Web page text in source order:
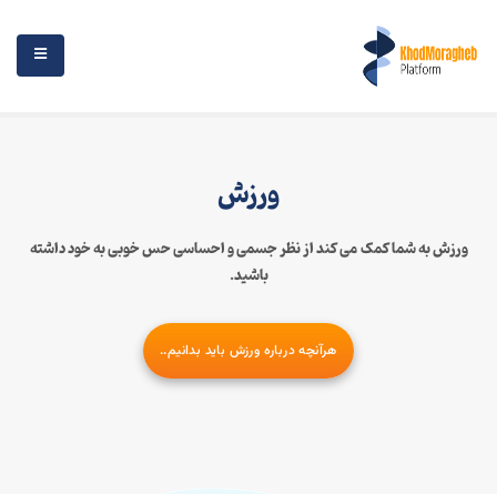
ورزش
ورزش به شما کمک می کند از نظر جسمی و احساسی حس خوبی به خود داشته
باشید.
هرآنچه درباره ورزش باید بدانیم..